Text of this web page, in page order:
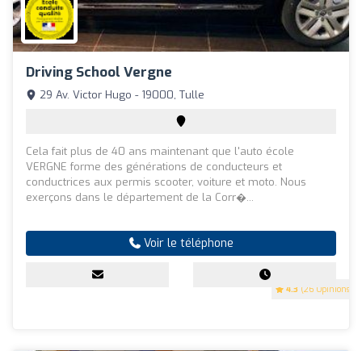
Driving School Vergne
4.3 (26 Opinions)
29 Av. Victor Hugo - 19000, Tulle
Cela fait plus de 40 ans maintenant que l'auto école
VERGNE forme des générations de conducteurs et
conductrices aux permis scooter, voiture et moto. Nous
exerçons dans le département de la Corr�...
Voir le téléphone